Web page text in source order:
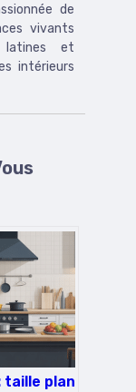
de
vivants
latines et
intérieurs
taille plan